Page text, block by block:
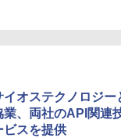
イオステクノロジ
業、両社のAPI関連
ビスを提供